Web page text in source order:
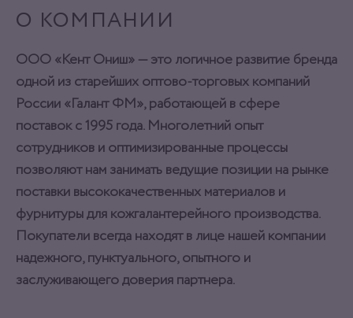
О КОМПАНИИ
ООО «Кент Ониш» — это логичное развитие бренда
одной из старейших оптово-торговых компаний
России «Галант ФМ», работающей в сфере
поставок с 1995 года. Многолетний опыт
сотрудников и оптимизированные процессы
позволяют нам занимать ведущие позиции на рынке
поставки высококачественных материалов и
фурнитуры для кожгалантерейного производства.
Покупатели всегда находят в лице нашей компании
надежного, пунктуального, опытного и
заслуживающего доверия партнера.